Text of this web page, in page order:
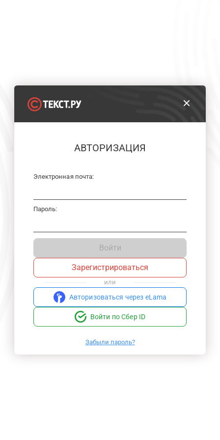
АВТОРИЗАЦИЯ
Электронная почта:
Пароль:
Войти
Зарегистрироваться
или
Авторизоваться через eLama
Войти по Сбер ID
Забыли пароль?